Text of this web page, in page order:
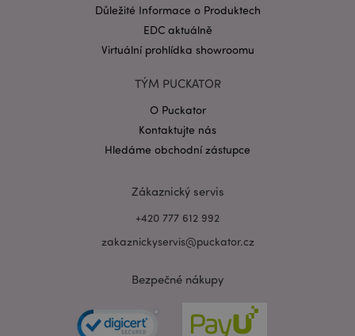
Důležité Informace o Produktech
EDC aktuálně
Virtuální prohlídka showroomu
TÝM PUCKATOR
O Puckator
Kontaktujte nás
Hledáme obchodní zástupce
Zákaznický servis
+420 777 612 992
zakaznickyservis@puckator.cz
Bezpečné nákupy
mage-messages
Adobe Inc.
www.puckator.cz
Zásadách ochrany osobních údajů společnosti